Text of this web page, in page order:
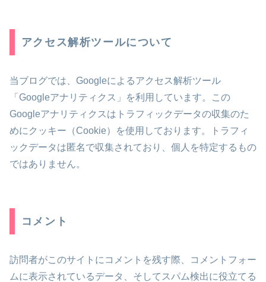
アクセス解析ツールについて
当ブログでは、Googleによるアクセス解析ツール
「Googleアナリティクス」を利用しています。この
Googleアナリティクスはトラフィックデータの収集のた
めにクッキー（Cookie）を使用しております。トラフィ
ックデータは匿名で収集されており、個人を特定するもの
ではありません。
コメント
訪問者がこのサイトにコメントを残す際、コメントフォー
ムに表示されているデータ、そしてスパム検出に役立てる